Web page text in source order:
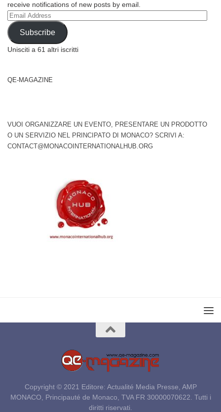
receive notifications of new posts by email.
Email
Address
Subscribe
Unisciti a 61 altri iscritti
QE-MAGAZINE
VUOI ORGANIZZARE UN EVENTO, PRESENTARE UN PRODOTTO
O UN SERVIZIO NEL PRINCIPATO DI MONACO? SCRIVI A:
CONTACT@MONACOINTERNATIONALHUB.ORG
Copyright © 2021 Editore: Actualité Media Presse, AMP
MONACO, Principauté de Monaco, TVA FR 30000070622. Tutti i
diritti riservati.